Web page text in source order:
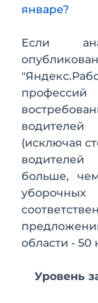
январе?
Если
(исключая
водителей
больше,
области - 50
Уровень